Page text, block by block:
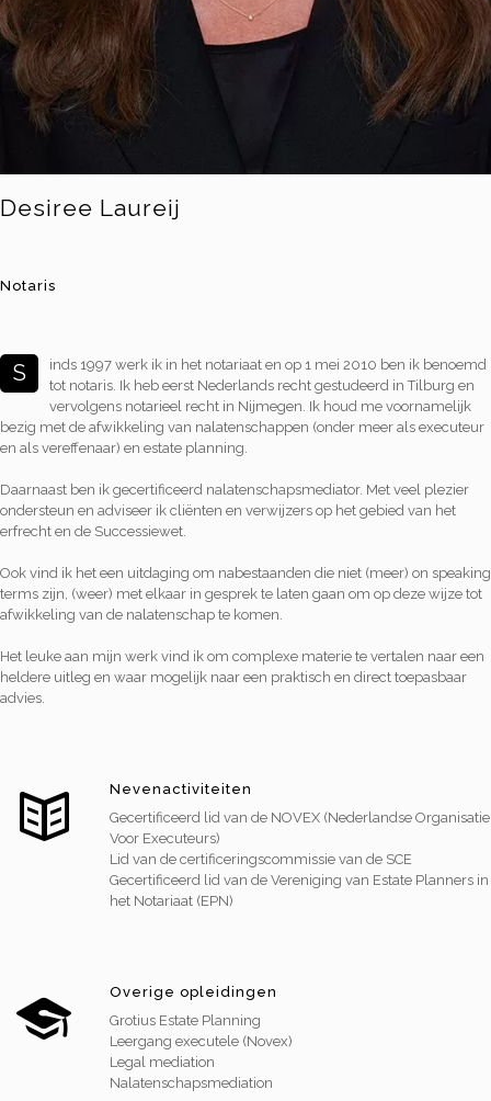
Desiree Laureij
Notaris
S
inds 1997 werk ik in het notariaat en op 1 mei 2010 ben ik benoemd
tot notaris. Ik heb eerst Nederlands recht gestudeerd in Tilburg en
vervolgens notarieel recht in Nijmegen. Ik houd me voornamelijk
bezig met de afwikkeling van nalatenschappen (onder meer als executeur
en als vereffenaar) en estate planning.
Daarnaast ben ik gecertificeerd nalatenschapsmediator. Met veel plezier
ondersteun en adviseer ik cliënten en verwijzers op het gebied van het
erfrecht en de Successiewet.
Ook vind ik het een uitdaging om nabestaanden die niet (meer) on speaking
terms zijn, (weer) met elkaar in gesprek te laten gaan om op deze wijze tot
afwikkeling van de nalatenschap te komen.
Het leuke aan mijn werk vind ik om complexe materie te vertalen naar een
heldere uitleg en waar mogelijk naar een praktisch en direct toepasbaar
advies.
Nevenactiviteiten
Gecertificeerd lid van de NOVEX (Nederlandse Organisatie
Voor Executeurs)
Lid van de certificeringscommissie van de SCE
Gecertificeerd lid van de Vereniging van Estate Planners in
het Notariaat (EPN)
Overige opleidingen
Grotius Estate Planning
Leergang executele (Novex)
Legal mediation
Nalatenschapsmediation